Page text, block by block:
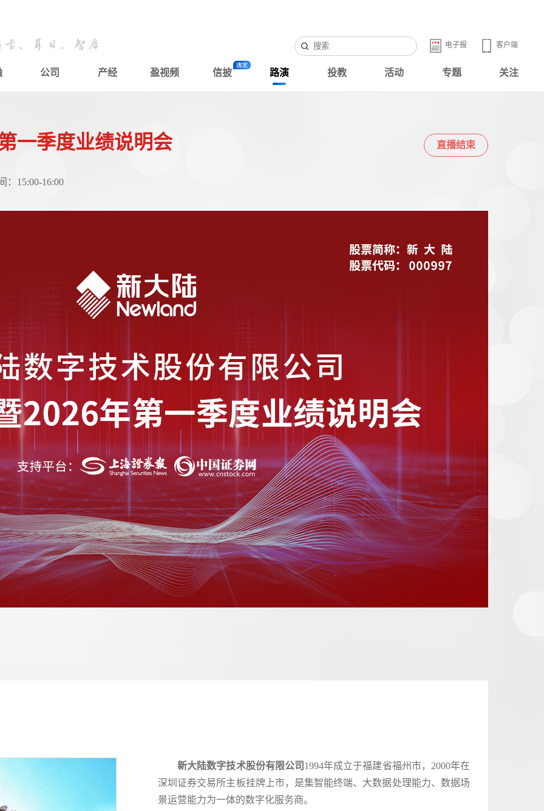
客户端
电子报
公司 产经 盈视频 信披 路演 投教 活动 专题 关注
一季度业绩说明会 直播结束
：15:00-16:00
新大陆数字技术股份有限公司 1994年成立于福建省福州市，2000年在
深圳证券交易所主板挂牌上市，是集智能终端、大数据处理能力、数据场
景运营能力为一体的数字化服务商。